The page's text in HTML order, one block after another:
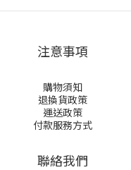
注意事項
購物須知
退換貨政策
運送政策
付款服務方式
聯絡我們